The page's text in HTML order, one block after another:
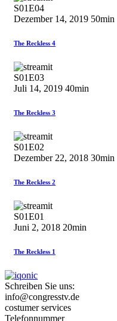
S01E04
Dezember 14, 2019 50min
The Reckless 4
S01E03
Juli 14, 2019 40min
The Reckless 3
S01E02
Dezember 22, 2018 30min
The Reckless 2
S01E01
Juni 2, 2018 20min
The Reckless 1
Schreiben Sie uns:
info@congresstv.de
costumer services
Telefonnummer